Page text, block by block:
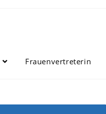
Frauenvertreterin